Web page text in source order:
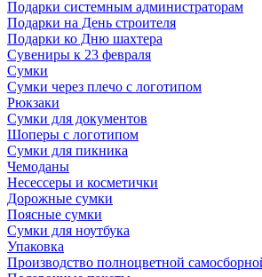
Подарки системным администраторам
Подарки на День строителя
Подарки ко Дню шахтера
Сувениры к 23 февраля
Сумки
Сумки через плечо с логотипом
Рюкзаки
Сумки для документов
Шоперы с логотипом
Сумки для пикника
Чемоданы
Несессеры и косметички
Дорожные сумки
Поясные сумки
Сумки для ноутбука
Упаковка
Производство полноцветной